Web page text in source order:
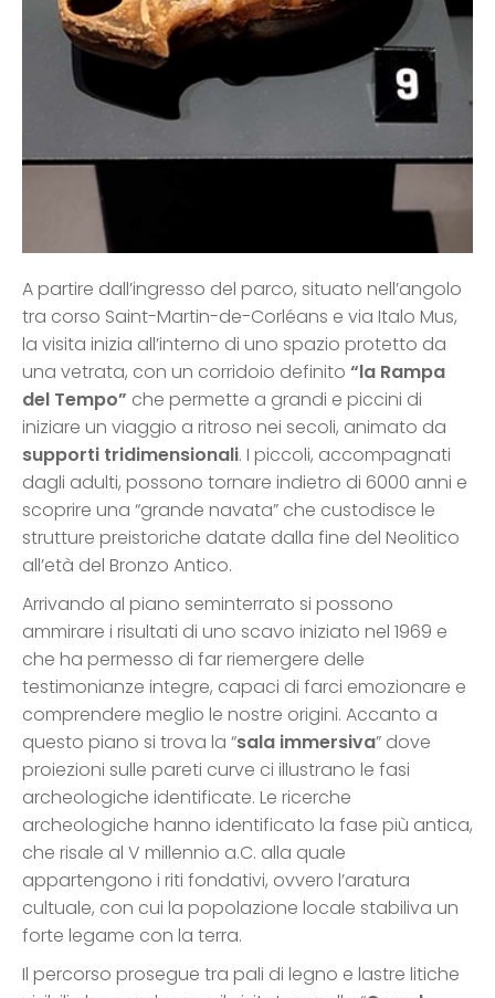
A partire dall’ingresso del parco, situato nell’angolo
tra corso Saint-Martin-de-Corléans e via Italo Mus,
la visita inizia all’interno di uno spazio protetto da
una vetrata, con un corridoio definito “la Rampa
del Tempo” che permette a grandi e piccini di
iniziare un viaggio a ritroso nei secoli, animato da
supporti tridimensionali. I piccoli, accompagnati
dagli adulti, possono tornare indietro di 6000 anni e
scoprire una “grande navata” che custodisce le
strutture preistoriche datate dalla fine del Neolitico
all’età del Bronzo Antico.
Arrivando al piano seminterrato si possono
ammirare i risultati di uno scavo iniziato nel 1969 e
che ha permesso di far riemergere delle
testimonianze integre, capaci di farci emozionare e
comprendere meglio le nostre origini. Accanto a
questo piano si trova la “sala immersiva” dove
proiezioni sulle pareti curve ci illustrano le fasi
archeologiche identificate. Le ricerche
archeologiche hanno identificato la fase più antica,
che risale al V millennio a.C. alla quale
appartengono i riti fondativi, ovvero l’aratura
cultuale, con cui la popolazione locale stabiliva un
forte legame con la terra.
Il percorso prosegue tra pali di legno e lastre litiche